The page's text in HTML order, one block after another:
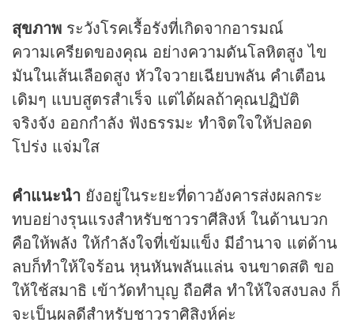
สุขภาพ ระวังโรคเรื้อรังที่เกิดจากอารมณ์
ความเครียดของคุณ อย่างความดันโลหิตสูง ไข
มันในเส้นเลือดสูง หัวใจวายเฉียบพลัน คำเตือน
เดิมๆ แบบสูตรสำเร็จ แต่ได้ผลถ้าคุณปฏิบัติ
จริงจัง ออกกำลัง ฟังธรรมะ ทำจิตใจให้ปลอด
โปร่ง แจ่มใส
คำแนะนำ ยังอยู่ในระยะที่ดาวอังคารส่งผลกระ
ทบอย่างรุนแรงสำหรับชาวราศีสิงห์ ในด้านบวก
คือให้พลัง ให้กำลังใจที่เข้มแข็ง มีอำนาจ แต่ด้าน
ลบก็ทำให้ใจร้อน หุนหันพลันแล่น จนขาดสติ ขอ
ให้ใช้สมาธิ เข้าวัดทำบุญ ถือศีล ทำให้ใจสงบลง ก็
จะเป็นผลดีสำหรับชาวราศิสิงห์ค่ะ